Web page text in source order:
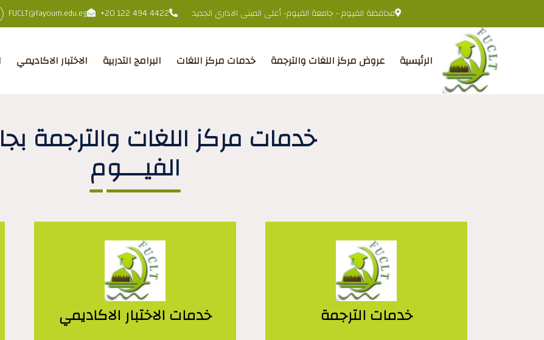
محافظة الفيوم - جامعة الفيوم- أعلى المبنى الاداري الجديد +20 122 494 4422
FUCLT@fayoum.edu.eg
الرئيسية عروض مركز اللغات والترجمة خدمات مركز اللغات البرامج التدربية الاختبار الاكاديمي
خدمات مركز اللغات والترجمة
الفيــــوم
خدمات الترجمة خدمات الاختبار الاكاديمي